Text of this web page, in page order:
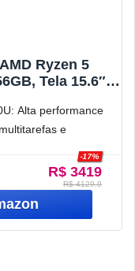
Ryzen 5
Tela 15.6″
Alta performance
e
R$ 3419
-17%
R$ 4129.9